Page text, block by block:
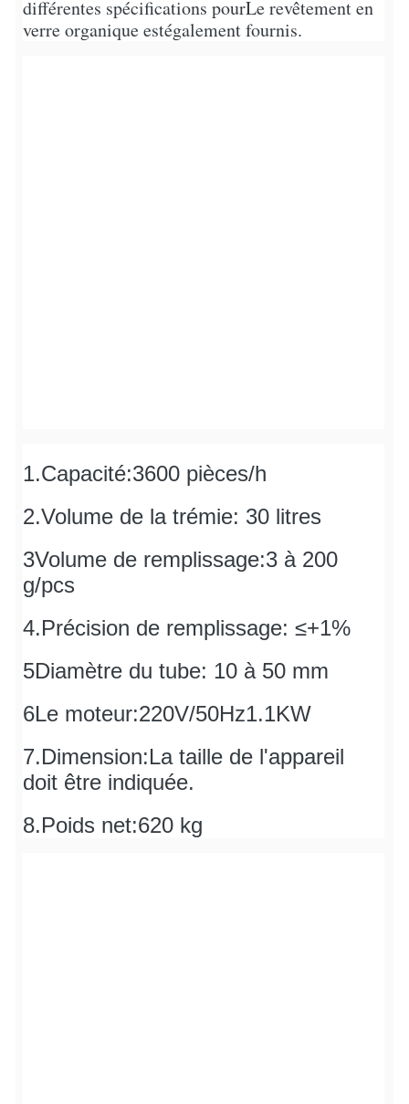
différentes spécifications pourLe revêtement en
verre organique estégalement fournis.
1.Capacité:3600 pièces/h
2.Volume de la trémie: 30 litres
3Volume de remplissage:3 à 200
g/pcs
4.Précision de remplissage: ≤+1%
5Diamètre du tube: 10 à 50 mm
6Le moteur:220V/50Hz1.1KW
7.Dimension:La taille de l'appareil
doit être indiquée.
8.Poids net:620 kg